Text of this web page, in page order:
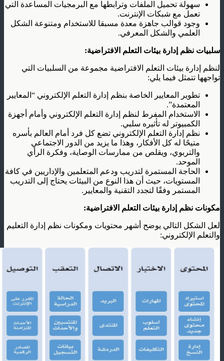
سهولة تحميل الملفات وترابطها مع البرمجيات المساعدة التي
تعمل مع شبكات الإنترنت.
وجود قوالب جاهزة معدة مسبقا للاستخدام ومتنوعة الشكل
العلمي والشكل المعرفي.
سلبيات نظم إدارة بيئات التعلم الافتراضية:
لنظم إدارة بيئات التعلم الافتراضية مجموعة من السلبيات التي
تواجهها تتمثل فيما يلي:
تطوير المعايير الخاصة بنظم إدارة التعلم الإلكتروني “المعايير
المعتمدة”.
الاستخدام المفرط لنظم إدارة التعلم الإلكتروني وأمام أجهزة
الكمبيوتر له تأثيره سلبي.
نظم إدارة التعلم الإلكتروني تضع كل فرد أمام العالم بأسره
متيحًا له كل الأفكار، وهذا ما يزيد من الدور الاجتماعي
والتربوي، ويقلص من ممارسات الوصاية، وفكرة الرأي
الموحد.
الحاجة المستمرة لتدريب ودعم المتعلمين والإداريين في كافة
المستويات، حيث أن هذا النوع من البيئات يحتاج إلى التدريب
المستمر وفقًا لتجدد التقنية والمعايير.
مكونات نظم إدارة بيئات التعلم الافتراضية:
لعل الشكل التالي يوضح أشهر محتويات ومكونات نظم إدارة التعليم
والتعلم الإلكتروني: